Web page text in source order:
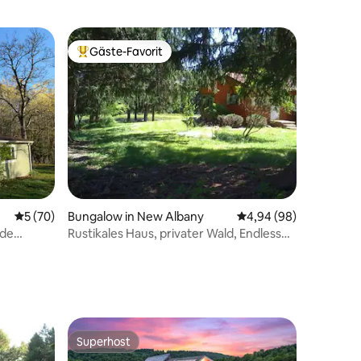
Durchschnittliche Bewertung: 5 von 5, 70 Bewertungen
5 (70)
Beliebter Gäste-Favorit.
Gäste-Favorit
Bungalow in New Albany Durchschnittliche
4,94 (98)
Rustikales Haus, privater Wald, Endless
Superhost
Superhost